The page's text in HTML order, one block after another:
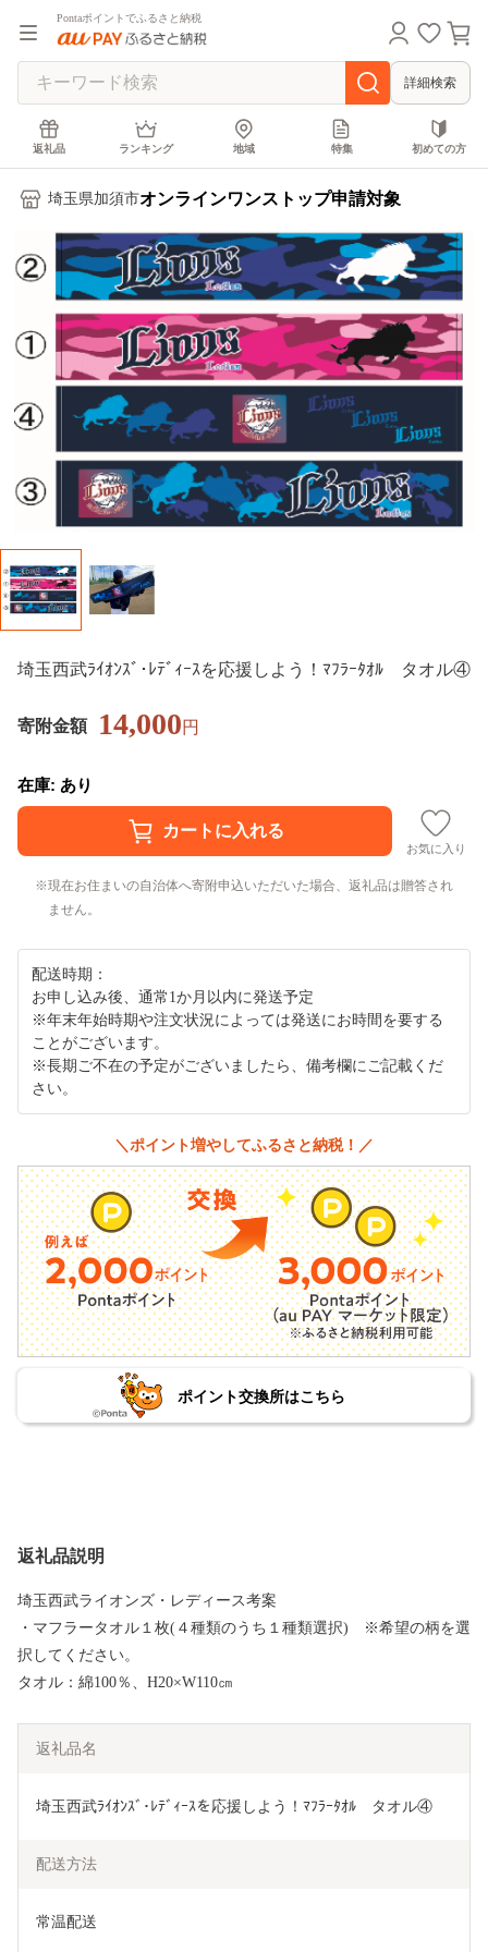
Pontaポイントでふるさと納税
詳細検索
返礼品 ランキング 地域 特集 初めての方
埼玉県加須市オンラインワンストップ申請対象
埼玉西武ﾗｲｵﾝｽﾞ･ﾚﾃﾞｨｰｽを応援しよう！ﾏﾌﾗｰﾀｵﾙ タオル④
寄附金額 14,000円
在庫: あり
お気に入り
現在お住まいの自治体へ寄附申込いただいた場合、返礼品は贈答され
ません。
配送時期：
お申し込み後、通常1か月以内に発送予定
※年末年始時期や注文状況によっては発送にお時間を要する
ことがございます。
※長期ご不在の予定がございましたら、備考欄にご記載くだ
さい。
＼ポイント増やしてふるさと納税！／
ポイント交換所はこちら
返礼品説明
埼玉西武ライオンズ・レディース考案
・マフラータオル１枚(４種類のうち１種類選択) ※希望の柄を選
択してください。
タオル：綿100％、H20×W110㎝
返礼品名
埼玉西武ﾗｲｵﾝｽﾞ･ﾚﾃﾞｨｰｽを応援しよう！ﾏﾌﾗｰﾀｵﾙ　タオル④
配送方法
常温配送